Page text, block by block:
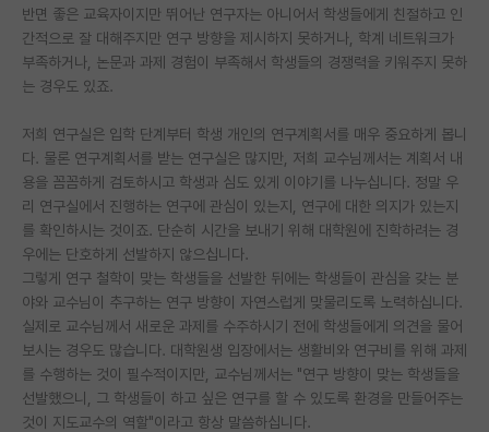
반도체/AI 게시판
장학금/장학생 게시판
학술 정보 게시판
홍보 게시판
커리어
유학교육
이벤트
반도체 아카데미
재팬라운지 🌸
반면 좋은 교육자이지만 뛰어난 연구자는 아니어서 학생들에게 친절하고 인
간적으로 잘 대해주지만 연구 방향을 제시하지 못하거나, 학계 네트워크가
부족하거나, 논문과 과제 경험이 부족해서 학생들의 경쟁력을 키워주지 못하
는 경우도 있죠.
저희 연구실은 입학 단계부터 학생 개인의 연구계획서를 매우 중요하게 봅니
다. 물론 연구계획서를 받는 연구실은 많지만, 저희 교수님께서는 계획서 내
용을 꼼꼼하게 검토하시고 학생과 심도 있게 이야기를 나누십니다. 정말 우
리 연구실에서 진행하는 연구에 관심이 있는지, 연구에 대한 의지가 있는지
를 확인하시는 것이죠. 단순히 시간을 보내기 위해 대학원에 진학하려는 경
우에는 단호하게 선발하지 않으십니다.
그렇게 연구 철학이 맞는 학생들을 선발한 뒤에는 학생들이 관심을 갖는 분
야와 교수님이 추구하는 연구 방향이 자연스럽게 맞물리도록 노력하십니다.
실제로 교수님께서 새로운 과제를 수주하시기 전에 학생들에게 의견을 물어
보시는 경우도 많습니다. 대학원생 입장에서는 생활비와 연구비를 위해 과제
를 수행하는 것이 필수적이지만, 교수님께서는 "연구 방향이 맞는 학생들을
선발했으니, 그 학생들이 하고 싶은 연구를 할 수 있도록 환경을 만들어주는
것이 지도교수의 역할"이라고 항상 말씀하십니다.